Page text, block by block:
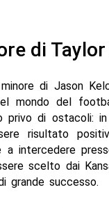
di
di Jason
mondo del
di ostacoli:
risultato
intercedere
scelto dai
grande successo.